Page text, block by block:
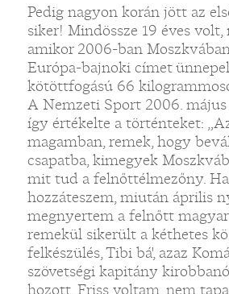
Pedig nagyon korán jött az
siker! Mindössze 19 éves
amikor 2006-ban
Európa-bajnoki címet
kötöttfogású 66
A Nemzeti Sport 2006.
így értékelte a történteket:
magamban, remek, hogy
csapatba, kimegyek
mit tud a felnőttélmezőny.
hozzáteszem, miután április
megnyertem a felnőtt
remekül sikerült a kéthetes
felkészülés, Tibi bá', azaz
szövetségi kapitány
hozott. Friss voltam, nem